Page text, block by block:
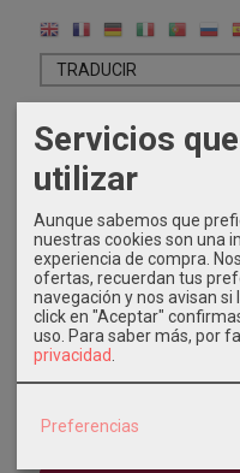
COSTES DE ENVÍO
GRATIS *
TU CARRITO (0)
El carrito de la compra
REDES SOCIALES
Twitter
Servicios
utilizar
Aunque sabemos que
nuestras cookies son una
experiencia de compra.
ofertas, recuerdan tus
navegación y nos avisan si
click en "Aceptar"
uso. Para saber más, por
privacidad
Preferencias